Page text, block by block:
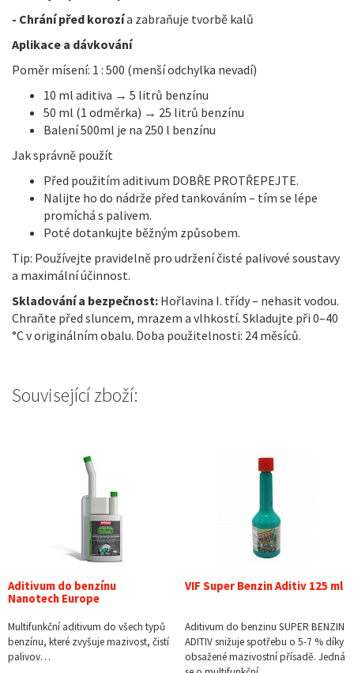
- Chrání před korozía zabraňuje tvorbě kalů
Aplikace a dávkování
Poměr mísení: 1 : 500 (menší odchylka nevadí)
10 ml aditiva → 5 litrů benzínu
50 ml (1 odměrka) → 25 litrů benzínu
Balení 500ml je na 250 l benzínu
Jak správně použít
Před použitím aditivum DOBŘE PROTŘEPEJTE.
Nalijte ho do nádrže před tankováním – tím se lépe
promíchá s palivem.
Poté dotankujte běžným způsobem.
Tip: Používejte pravidelně pro udržení čisté palivové soustavy
a maximální účinnost.
Skladování a bezpečnost: Hořlavina I. třídy – nehasit vodou.
Chraňte před sluncem, mrazem a vlhkostí. Skladujte při 0–40
°C v originálním obalu. Doba použitelnosti: 24 měsíců.
Související zboží:
Aditivum do benzínu
Nanotech Europe
Multifunkční aditivum do všech typů
benzínu, které zvyšuje mazivost, čistí
palivov…
VIF Super Benzin Aditiv 125 ml
Aditivum do benzinu SUPER BENZIN
ADITIV snižuje spotřebu o 5-7 % díky
obsažené mazivostní přísadě. Jedná